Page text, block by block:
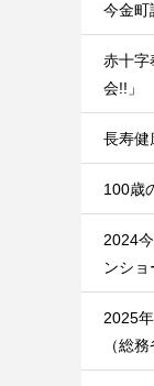
今金町
赤十字
会!!」
長寿
100歳
2024
ンショ
2025
（総